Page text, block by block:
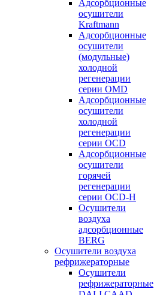
Адсорбционные
осушители
Kraftmann
Адсорбционные
осушители
(модульные)
холодной
регенерации
серии OMD
Адсорбционные
осушители
холодной
регенерации
серии OCD
Адсорбционные
осушители
горячей
регенерации
серии OСD-H
Осушители
воздуха
адсорбционные
BERG
Осушители воздуха
рефрижераторные
Осушители
рефрижераторные